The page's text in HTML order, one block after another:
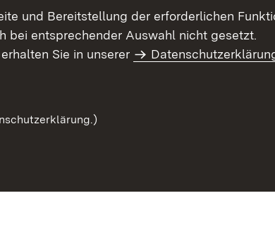
und Bereitstellung der erforderlichen
bei entsprechender Auswahl nicht gesetzt.
Sie in unserer